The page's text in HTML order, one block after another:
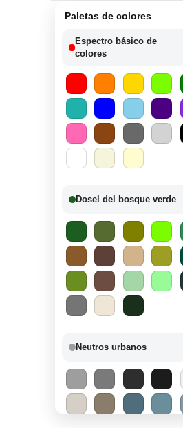
Paletas de colores
Espectro básico de
colores
Dosel del bosque verde
Neutros urbanos